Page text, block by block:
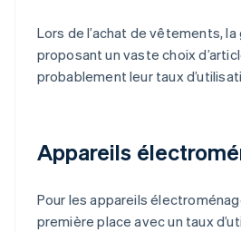
Lors de l’achat de vêtements,
proposant un vaste choix
probablement leur taux
Appareils
Pour les appareils
première place avec un taux